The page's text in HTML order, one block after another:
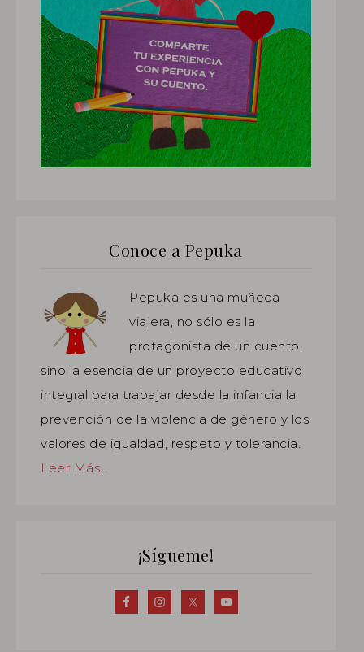
Conoce a Pepuka
Pepuka es una muñeca
viajera, no sólo es la
protagonista de un cuento,
sino la esencia de un proyecto educativo
integral para trabajar desde la infancia la
prevención de la violencia de género y los
valores de igualdad, respeto y tolerancia.
Leer Más…
¡Sígueme!